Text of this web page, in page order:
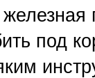
под